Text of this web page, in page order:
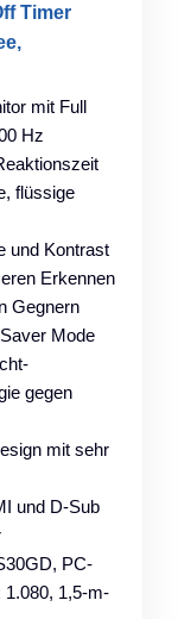
Timer
mit Full
Hz
flüssige
und Kontrast
Erkennen
Gegnern
Mode
gegen
mit sehr
und D-Sub
PC-
1.080, 1,5-m-